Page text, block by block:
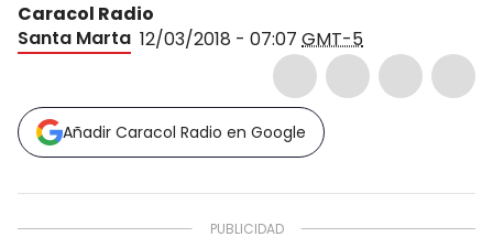
Caracol Radio
Santa Marta 12/03/2018 - 07:07 GMT-5
Añadir Caracol Radio en Google